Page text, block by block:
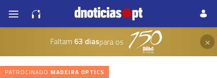
Faltam 63 diaspara os ×
PATROCINADO MADEIRA OPTICS